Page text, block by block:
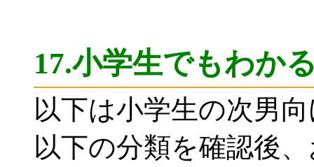
17.小学生でもわか
以下は小学生の次男
以下の分類を確認後